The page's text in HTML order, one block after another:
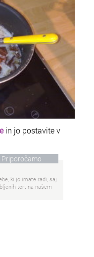
in jo postavite v
Priporočamo
ki jo imate radi, saj
tort na našem